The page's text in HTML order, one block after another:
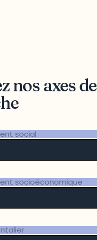
nos axes de